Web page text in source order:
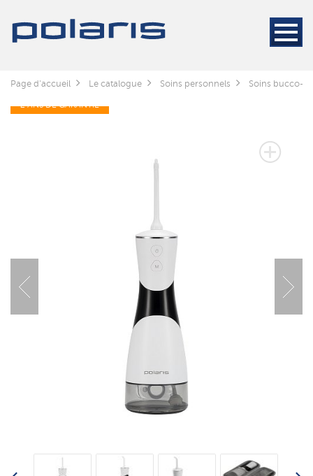
Page d'accueil Le catalogue Soins personnels Soins bucco-
2 ANS DE GARANTIE